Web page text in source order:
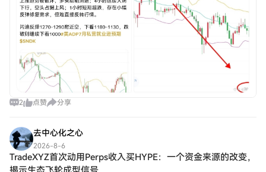
2 点赞 分享
去中心化之心
2026-8-6
TradeXYZ首次动用Perps收入买HYPE：一个资金来源的改变，